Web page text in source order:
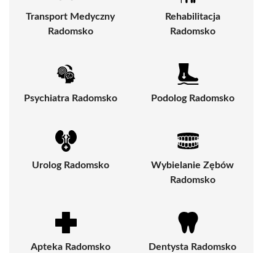
Transport Medyczny
Radomsko
Rehabilitacja
Radomsko
Psychiatra Radomsko Podolog Radomsko
Urolog Radomsko
Wybielanie Zębów
Radomsko
Apteka Radomsko Dentysta Radomsko